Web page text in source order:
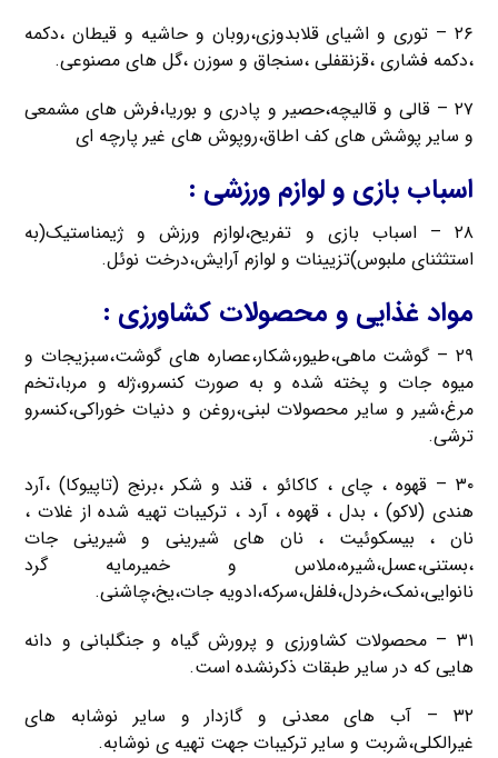
۲۶ – توری و اشیای قلابدوزی،روبان و حاشیه و قیطان ،دکمه
،دکمه فشاری ،قزنقفلی ،سنجاق و سوزن ،گل های مصنوعی.
۲۷ – قالی و قالیچه،حصیر و پادری و بوریا،فرش های مشمعی
و سایر پوشش های کف اطاق،روپوش های غیر پارچه ای
اسباب بازی و لوازم ورزشی :
۲۸ – اسباب بازی و تفریح،لوازم ورزش و ژیمناستیک(به
استثثنای ملبوس)تزیینات و لوازم آرایش،درخت نوئل.
مواد غذایی و محصولات کشاورزی :
۲۹ – گوشت ماهی،طیور،شکار،عصاره های گوشت،سبزیجات و
میوه جات و پخته شده و به صورت کنسرو،ژله و مربا،تخم
مرغ،شیر و سایر محصولات لبنی،روغن و دنیات خوراکی،کنسرو
ترشی.
۳۰ – قهوه ، چای ، کاکائو ، قند و شکر ،برنج (تاپیوکا) ،آرد
هندی (لاکو) ، بدل ، قهوه ، آرد ، ترکیبات تهیه شده از غلات ،
نان ، بیسکوئیت ، نان های شیرینی و شیرینی جات
،بستنی،عسل،شیره،ملاس و خمیرمایه گرد
نانوایی،نمک،خردل،فلفل،سرکه،ادویه جات،یخ،چاشنی.
۳۱ – محصولات کشاورزی و پرورش گیاه و جنگلبانی و دانه
هایی که در سایر طبقات ذکرنشده است.
۳۲ – آب های معدنی و گازدار و سایر نوشابه های
غیرالکلی،شربت و سایر ترکیبات جهت تهیه ی نوشابه.